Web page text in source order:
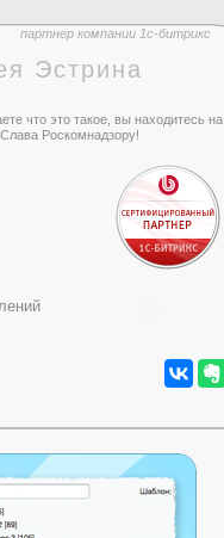
партнер компании 1с-битрикс
Эстрина
что это такое, вы находитесь на
Роскомнадзору!